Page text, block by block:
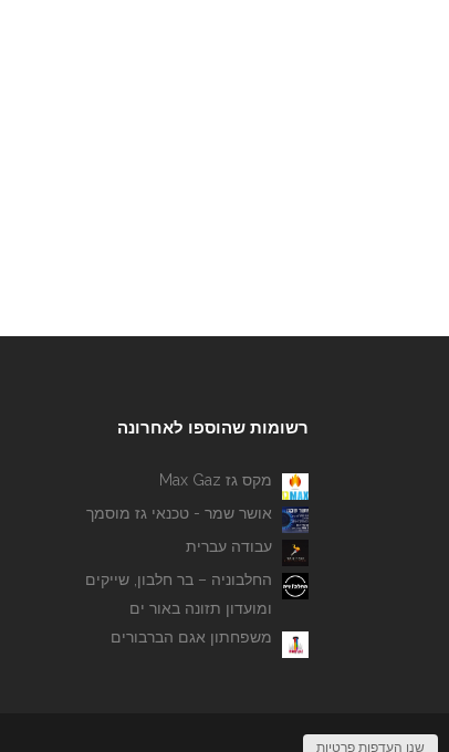
רשומות שהוספו לאחרונה
מקס גז Max Gaz
אושר שמר - טכנאי גז מוסמך
עבודה עברית
החלבוניה – בר חלבון, שייקים
ומועדון תזונה באור ים
משפחתון אגם הברבורים
שנו העדפות פרטיות